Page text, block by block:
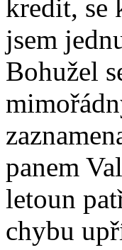
kredit, se
jsem
Bohužel
panem
letoun
chybu